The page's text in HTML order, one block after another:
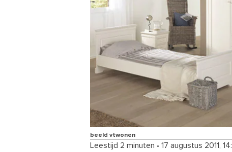
beeld vtwonen
Leestijd 2 minuten • 17 augustus 2011,